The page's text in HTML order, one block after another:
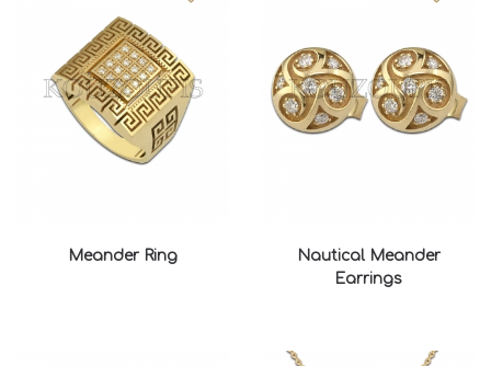
Meander Ring
Nautical Meander
Earrings